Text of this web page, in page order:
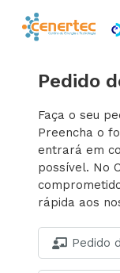
Pedido
Faça o seu
Preencha o
entrará em
possível. No
rápida aos